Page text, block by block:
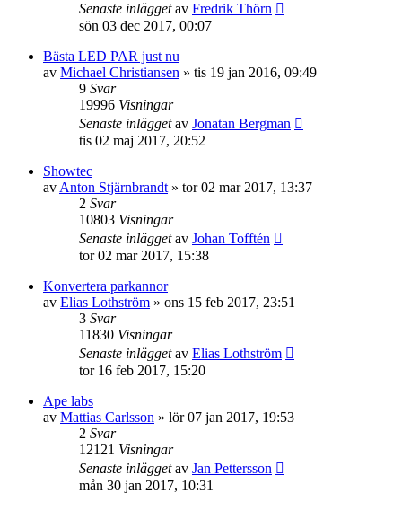
Senaste inläggetav Fredrik Thörn
sön 03 dec 2017, 00:07
Bästa LED PAR just nu
av Michael Christiansen » tis 19 jan 2016, 09:49
9 Svar
19996 Visningar
Senaste inläggetav Jonatan Bergman
tis 02 maj 2017, 20:52
Showtec
av Anton Stjärnbrandt » tor 02 mar 2017, 13:37
2 Svar
10803 Visningar
Senaste inläggetav Johan Tofftén
tor 02 mar 2017, 15:38
Konvertera parkannor
av Elias Lothström » ons 15 feb 2017, 23:51
3 Svar
11830 Visningar
Senaste inläggetav Elias Lothström
tor 16 feb 2017, 15:20
Ape labs
av Mattias Carlsson » lör 07 jan 2017, 19:53
2 Svar
12121 Visningar
Senaste inläggetav Jan Pettersson
mån 30 jan 2017, 10:31